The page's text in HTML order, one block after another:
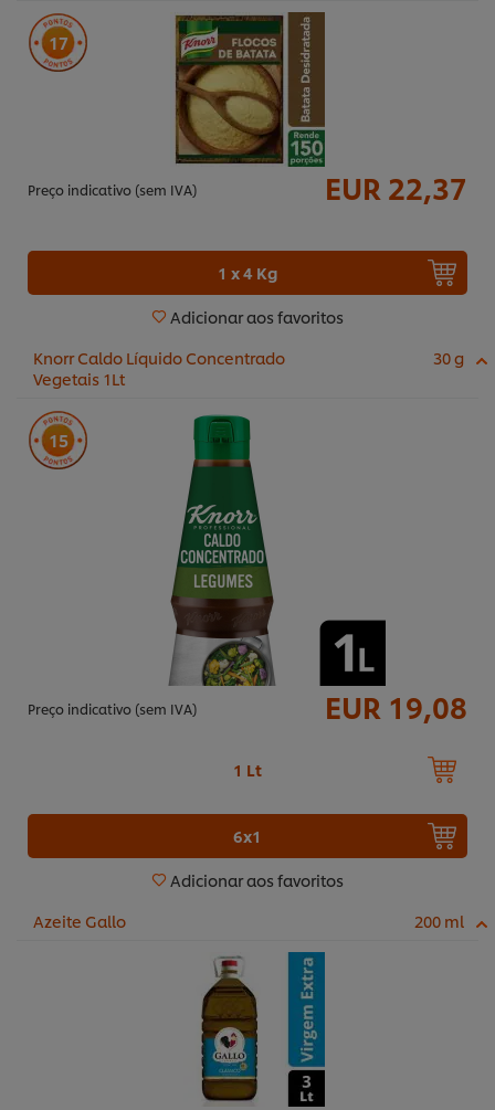
17
Preço indicativo (sem IVA) EUR 22,37
1 x 4 Kg
Adicionar aos favoritos
Knorr Caldo Líquido Concentrado
Vegetais 1Lt
30 g
15
Preço indicativo (sem IVA) EUR 19,08
1 Lt
6x1
Adicionar aos favoritos
Azeite Gallo
200 ml